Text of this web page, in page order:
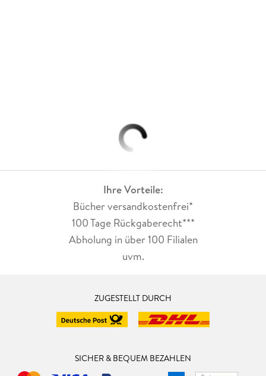
Ihre Vorteile:
Bücher versandkostenfrei*
100 Tage Rückgaberecht***
Abholung in über 100 Filialen
uvm.
ZUGESTELLT DURCH
SICHER & BEQUEM BEZAHLEN